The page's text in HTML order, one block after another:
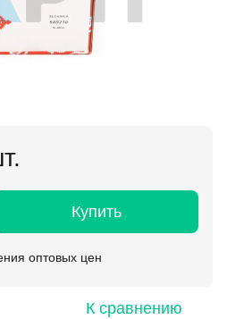
Купить
оптовых цен
К сравнению